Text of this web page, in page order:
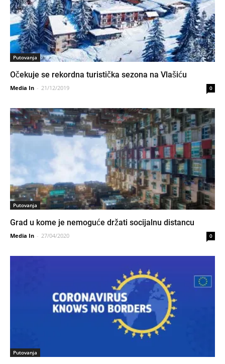
Putovanja
Očekuje se rekordna turistička sezona na Vlašiću
Media In - 21/12/2019 0
Putovanja
Grad u kome je nemoguće držati socijalnu distancu
Media In - 27/04/2020 0
Putovanja